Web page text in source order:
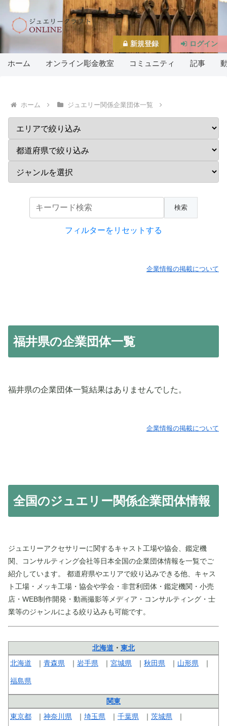
ホーム オンライン彫金教室 コミュニティ 記事
ホーム ジュエリー関係企業団体一覧
フィルターをリセットする
企業情報の掲載について
福井県の企業団体一覧
福井県の企業団体一覧結果はありませんでした。
企業情報の掲載について
全国のジュエリー関係企業団体情報
ジュエリーアクセサリーに関するキャスト工場や協会、鑑定機
関、コンサルティング会社等日本全国の企業団体情報を一覧でご
紹介しています。 都道府県やエリアで絞り込みできる他、キャス
ト工場・メッキ工場・協会や学会・非営利団体・鑑定機関・小売
店・WEB制作開発・動画撮影等メディア・コンサルティング・士
業等のジャンルによる絞り込みも可能です。
北海道 ・ 東北
北海道
青森県 岩手県 宮城県 秋田県 山形県
福島県
関東
東京都
神奈川県 埼玉県 千葉県 茨城県
新規登録 ログイン